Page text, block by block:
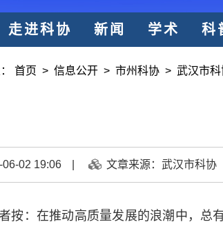
走进科协 新闻 学术 科
首页 > 信息公开 > 市州科协 > 武汉市科
06-02 19:06 文章来源：武汉市科协
按：在推动高质量发展的浪潮中，总